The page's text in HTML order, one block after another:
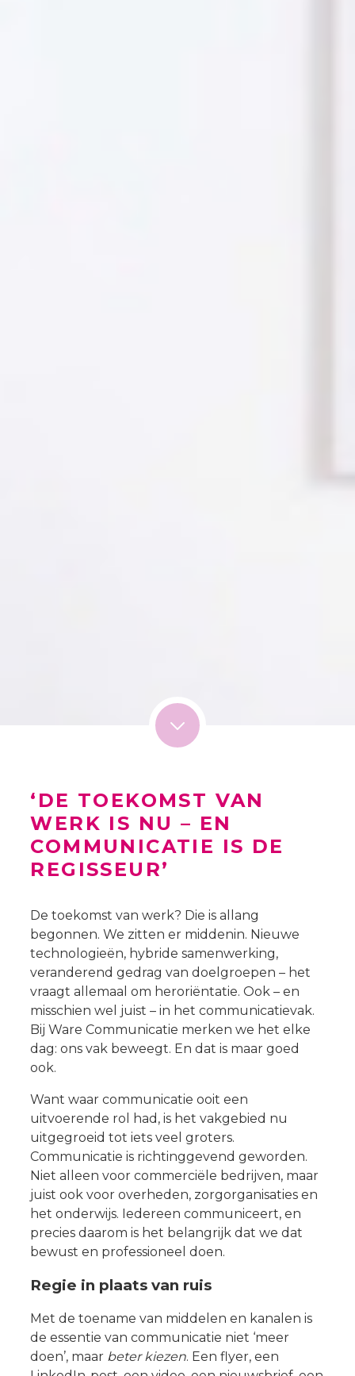
‘DE TOEKOMST VAN
WERK IS NU – EN
COMMUNICATIE IS DE
REGISSEUR’
De toekomst van werk? Die is allang
begonnen. We zitten er middenin. Nieuwe
technologieën, hybride samenwerking,
veranderend gedrag van doelgroepen – het
vraagt allemaal om heroriëntatie. Ook – en
misschien wel juist – in het communicatievak.
Bij Ware Communicatie merken we het elke
dag: ons vak beweegt. En dat is maar goed
ook.
Want waar communicatie ooit een
uitvoerende rol had, is het vakgebied nu
uitgegroeid tot iets veel groters.
Communicatie is richtinggevend geworden.
Niet alleen voor commerciële bedrijven, maar
juist ook voor overheden, zorgorganisaties en
het onderwijs. Iedereen communiceert, en
precies daarom is het belangrijk dat we dat
bewust en professioneel doen.
Regie in plaats van ruis
Met de toename van middelen en kanalen is
de essentie van communicatie niet ‘meer
doen’, maar beter kiezen. Een flyer, een